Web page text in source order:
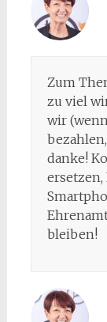
Zum
zu viel
wir
danke!
bleiben!